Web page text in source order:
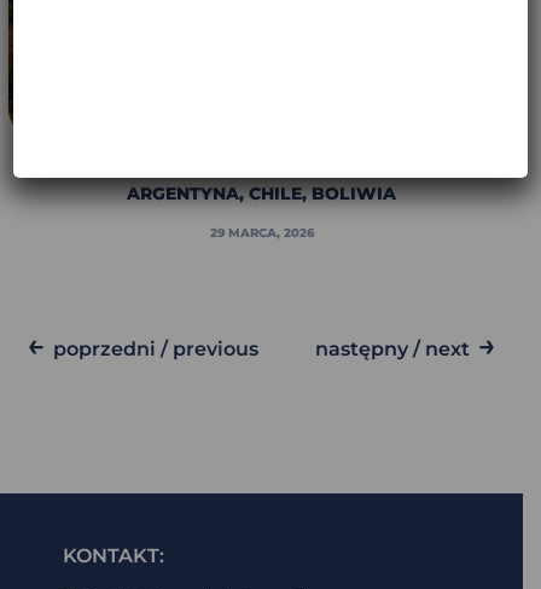
ARGENTYNA, CHILE, BOLIWIA
29 MARCA, 2026
← poprzedni / previous następny / next →
KONTAKT: